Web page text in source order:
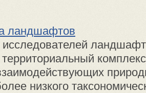
ландшафтов
низкого